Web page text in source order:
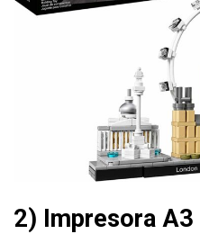
2) Impresora A3